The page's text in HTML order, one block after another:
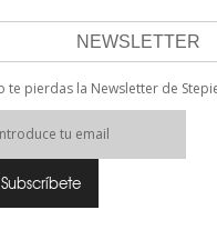
NEWSLETTER
te pierdas la Newsletter de